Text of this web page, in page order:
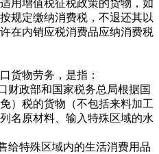
增值税征税政策的货物，如
规定缴纳消费税，不退还其以
在内销应税消费品应纳消费税
物劳务，是指：
政部和国家税务总局根据国
）税的货物（不包括来料加工
名原材料、输入特殊区域的水
特殊区域内的生活消费用品